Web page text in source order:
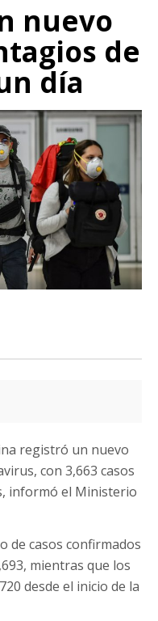
nuevo
de
día
registró un nuevo
con 3,663 casos
informó el Ministerio
de casos confirmados
mientras que los
desde el inicio de la